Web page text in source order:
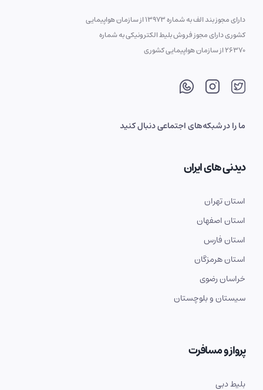
دارای مجوز بند الف به شماره 13973 از سازمان هواپیمایی
کشوری دارای مجوز فروش بلیط الکترونیکی به شماره
26370 از سازمان هواپیمایی کشوری
ما را در شبکه‌های اجتماعی دنبال کنید
دیدنی های ایران
استان تهران
استان اصفهان
استان فارس
استان هرمزگان
خراسان رضوی
سیستان و بلوچستان
پرواز و مسافرت
بلیط دبی